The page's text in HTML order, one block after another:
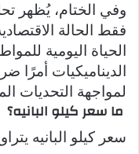
وفي الختام، يُظهر
فقط الحالة
الحياة اليومية
الديناميكيات أمرًا
لمواجهة التحديات
ما سعر كيلو البانيه؟
سعر كيلو البانيه يتراوح بين 180